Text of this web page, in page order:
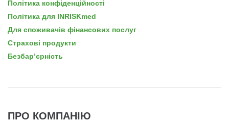
Політика конфіденційності
Політика для INRISKmed
Для споживачів фінансових послуг
Страхові продукти
Безбар’єрність
ПРО КОМПАНІЮ